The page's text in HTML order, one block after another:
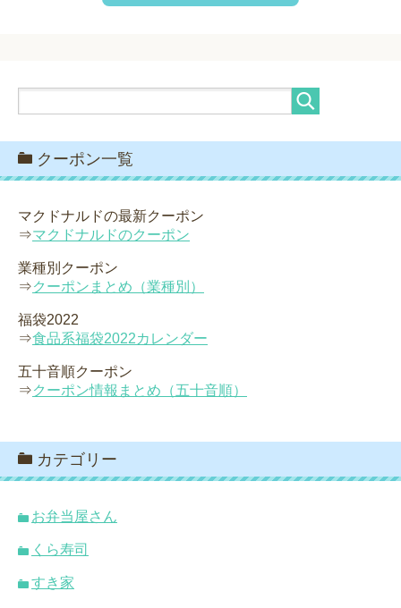
クーポン一覧
マクドナルドの最新クーポン
⇒マクドナルドのクーポン
業種別クーポン
⇒クーポンまとめ（業種別）
福袋2022
⇒食品系福袋2022カレンダー
五十音順クーポン
⇒クーポン情報まとめ（五十音順）
カテゴリー
お弁当屋さん
くら寿司
すき家